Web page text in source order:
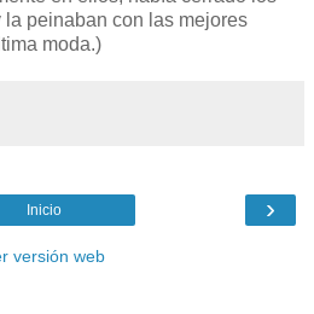
peinaban con las mejores
moda.)
›
Inicio
versión web